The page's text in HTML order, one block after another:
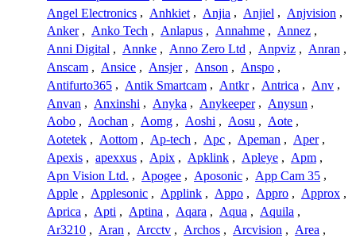
Angel Electronics , Anhkiet , Anjia , Anjiel , Anjvision ,
Anker , Anko Tech , Anlapus , Annahme , Annez ,
Anni Digital , Annke , Anno Zero Ltd , Anpviz , Anran ,
Anscam , Ansice , Ansjer , Anson , Anspo ,
Antifurto365 , Antik Smartcam , Antkr , Antrica , Anv ,
Anvan , Anxinshi , Anyka , Anykeeper , Anysun ,
Aobo , Aochan , Aomg , Aoshi , Aosu , Aote ,
Aotetek , Aottom , Ap-tech , Apc , Apeman , Aper ,
Apexis , apexxus , Apix , Apklink , Apleye , Apm ,
Apn Vision Ltd. , Apogee , Aposonic , App Cam 35 ,
Apple , Applesonic , Applink , Appo , Appro , Approx ,
Aprica , Apti , Aptina , Aqara , Aqua , Aquila ,
Ar3210 , Aran , Arcctv , Archos , Arcvision , Area ,